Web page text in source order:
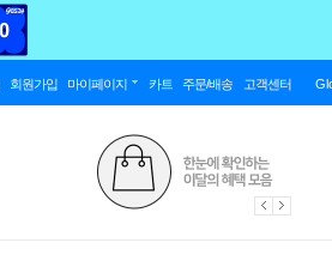
회원가입 마이페이지 카트 주문/배송 고객센터